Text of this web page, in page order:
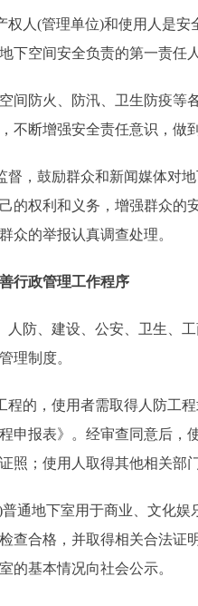
(管理单位)和使用人是安
下空间安全负责的第一责任
防火、防汛、卫生防疫等各
不断增强安全责任意识，做
鼓励群众和新闻媒体对地
的权利和义务，增强群众的
众的举报认真调查处理。
行政管理工作程序
、建设、公安、卫生、工
理制度。
，使用者需取得人防工程
申报表》。经审查同意后，
照；使用人取得其他相关部
地下室用于商业、文化娱
查合格，并取得相关合法证
的基本情况向社会公示。